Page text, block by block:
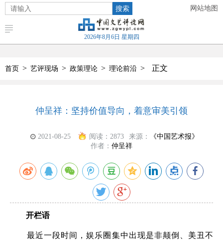
搜索 网站地图
2026年8月6日 星期四
首页 > 艺评现场 > 政策理论 > 理论前沿 > 正文
仲呈祥：坚持价值导向，着意审美引领
2021-08-25 阅读： 2873 来源：
《中国艺术报》
作者： 仲呈祥
开栏语
最近一段时间，娱乐圈集中出现是非颠倒、美丑不